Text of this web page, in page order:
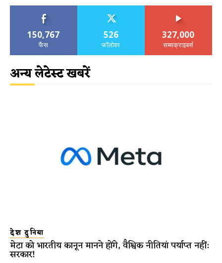
150,767
फैंस
526
फॉलोवर
327,000
सब्सक्राइबर्स
अन्य लेटेस्ट खबरें
देश दुनिया
मेटा को भारतीय कानून मानने होंगे, वैश्विक नीतियां पर्याप्त नहीं:
सरकार!